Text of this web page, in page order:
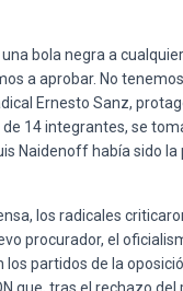
bola negra a
a aprobar. No
Ernesto Sanz,
de 14 integrantes, se
Naidenoff había sido
los radicales
procurador, el
partidos de la
que, tras el rechazo